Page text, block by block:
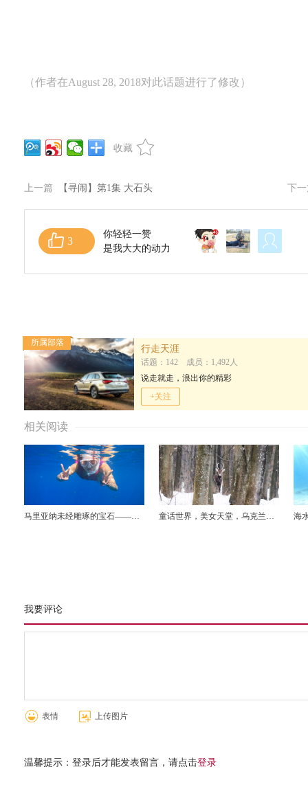
（作者在August 28, 2018对此话题进行了修改）
收藏
上一篇 【寻闹】第1集 大石头 下
3
你轻轻一赞
是我大大的动力
所属部落
行走天涯
话题：142 成员：1,492人
说走就走，浪出你的精彩
+关注
相关阅读
马里亚纳未经雕琢的宝石——
童话世界，美女天堂，乌克兰狩
海
我要评论
表情 上传图片
温馨提示：登录后才能发表留言，请点击登录